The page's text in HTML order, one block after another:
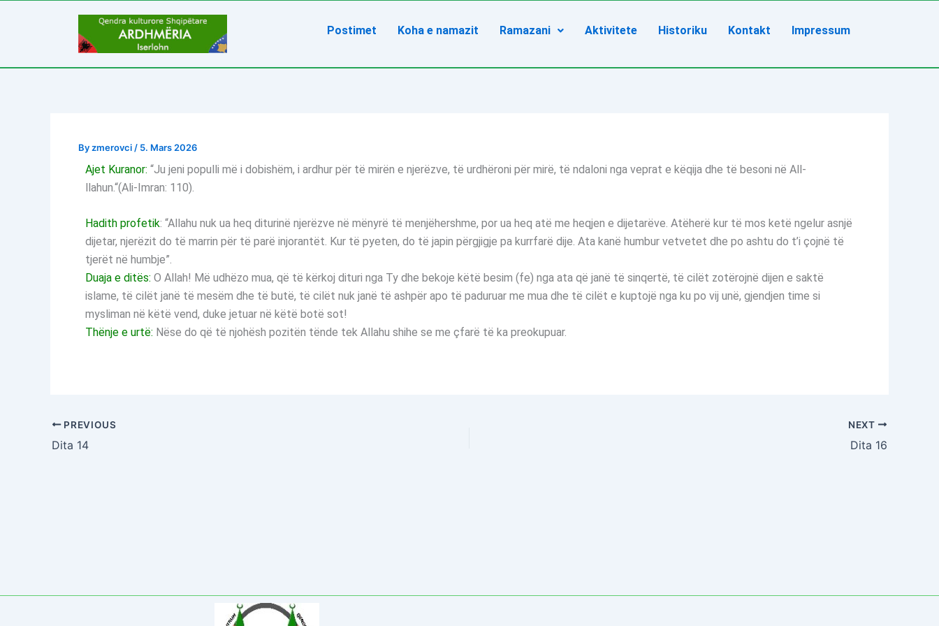
Postimet Koha e namazit Ramazani Aktivitete Historiku Kontakt Impressum
Byzmerovci / 5. Mars 2026
Ajet Kuranor: “Ju jeni populli më i dobishëm, i ardhur për të mirën e njerëzve, të urdhëroni për mirë, të ndaloni nga veprat e këqija dhe të besoni në All-
llahun.“(Ali-Imran: 110).
Hadith profetik: “Allahu nuk ua heq diturinë njerëzve në mënyrë të menjëhershme, por ua heq atë me heqjen e dijetarëve. Atëherë kur të mos ketë ngelur asnjë
dijetar, njerëzit do të marrin për të parë injorantët. Kur të pyeten, do të japin përgjigje pa kurrfarë dije. Ata kanë humbur vetvetet dhe po ashtu do t’i çojnë të
tjerët në humbje”.
Duaja e ditës: O Allah! Më udhëzo mua, që të kërkoj dituri nga Ty dhe bekoje këtë besim (fe) nga ata që janë të sinqertë, të cilët zotërojnë dijen e saktë
islame, të cilët janë të mesëm dhe të butë, të cilët nuk janë të ashpër apo të paduruar me mua dhe të cilët e kuptojë nga ku po vij unë, gjendjen time si
mysliman në këtë vend, duke jetuar në këtë botë sot!
Thënje e urtë: Nëse do që të njohësh pozitën tënde tek Allahu shihe se me çfarë të ka preokupuar.
PREVIOUS
Dita 14
NEXT
Dita 16